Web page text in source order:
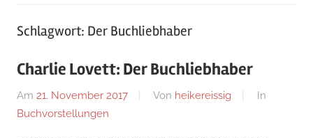
Schlagwort: Der Buchliebhaber
Charlie Lovett: Der Buchliebhaber
Am 21. November 2017 Von heikereissig
In
Buchvorstellungen